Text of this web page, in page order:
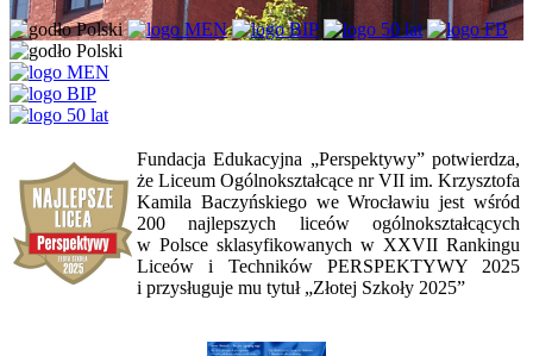
Fundacja Edukacyjna „Perspektywy” potwierdza,
że Liceum Ogólnokształcące nr VII im. Krzysztofa
Kamila Baczyńskiego we Wrocławiu jest wśród
200 najlepszych liceów ogólnokształcących
w Polsce sklasyfikowanych w XXVII Rankingu
Liceów i Techników PERSPEKTYWY 2025
i przysługuje mu tytuł „Złotej Szkoły 2025”